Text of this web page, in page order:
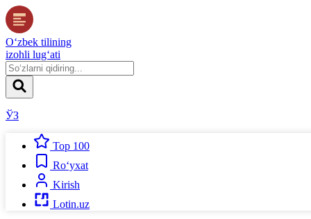
O‘zbek tilining
izohli lug‘ati
ЎЗ
Top 100
Ro‘yxat
Kirish
Lotin.uz